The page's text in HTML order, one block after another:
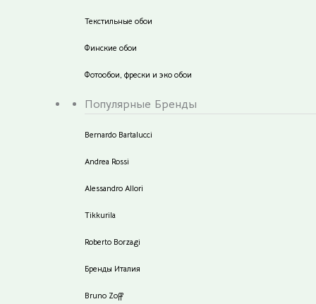
Текстильные обои
Финские обои
Фотообои, фрески и эко обои
Популярные Бренды
Bernardo Bartalucci
Andrea Rossi
Alessandro Allori
Tikkurila
Roberto Borzagi
Бренды Италия
Bruno Zoff